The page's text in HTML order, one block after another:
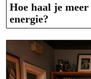
Hoe haal je
energie?